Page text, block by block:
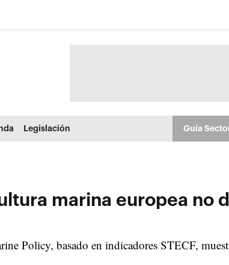
Legislación Guía
marina europea no
Policy, basado en indicadores STECF,